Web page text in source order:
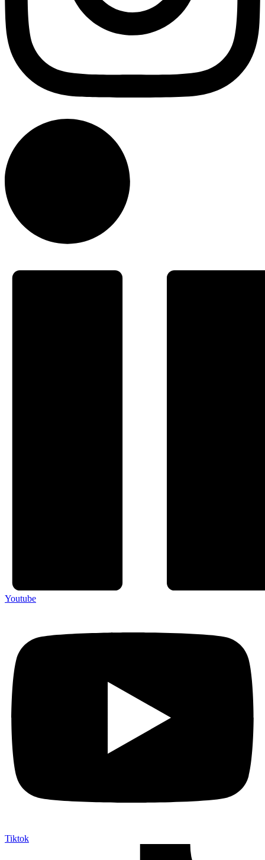
Youtube
Tiktok